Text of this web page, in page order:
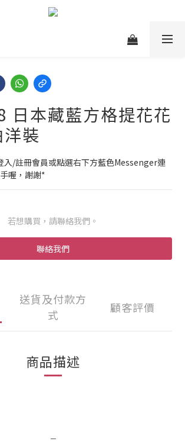
日本藏藍方格提花花
裝
入/註冊會員或點選右下方藍色Messenger連
喔，謝謝*
若想購買，請聯絡我們。
聯絡我們
送貨及付款方
式
顧客評價
商品描述